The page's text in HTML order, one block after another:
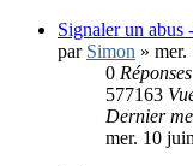
Signaler un abus
par Simon » mer.
0 Réponses
577163
Dernier
mer. 10